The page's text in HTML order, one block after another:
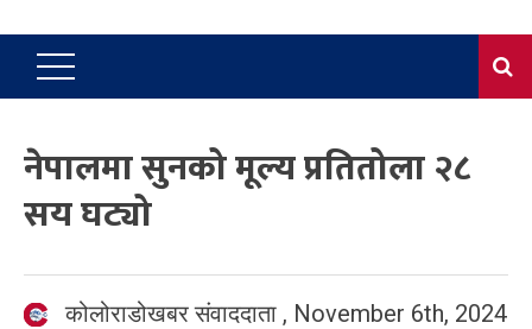
नेपालमा सुनको मूल्य प्रतितोला २८
सय घट्यो
कोलोराडोखबर संवाददाता , November 6th, 2024